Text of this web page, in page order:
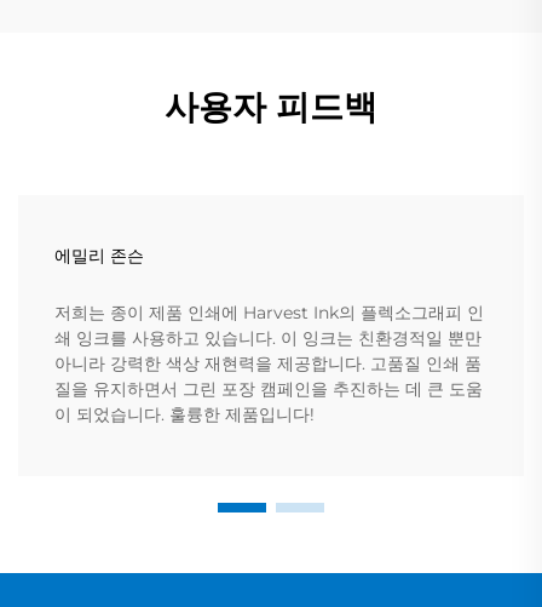
사용자 피드백
에밀리 존슨
저희는 종이 제품 인쇄에 Harvest Ink의 플렉소그래피 인
쇄 잉크를 사용하고 있습니다. 이 잉크는 친환경적일 뿐만
아니라 강력한 색상 재현력을 제공합니다. 고품질 인쇄 품
질을 유지하면서 그린 포장 캠페인을 추진하는 데 큰 도움
이 되었습니다. 훌륭한 제품입니다!